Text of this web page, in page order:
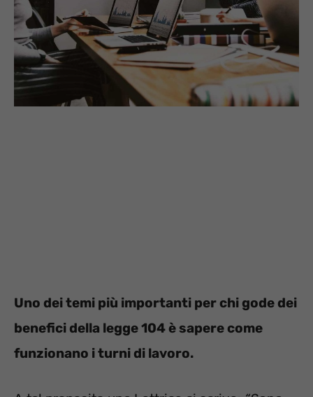
Uno dei temi più importanti per chi gode dei
benefici della legge 104 è sapere come
funzionano i turni di lavoro.